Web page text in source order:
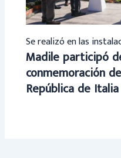
Se realizó en las
Madile participó
conmemoración
República de Italia